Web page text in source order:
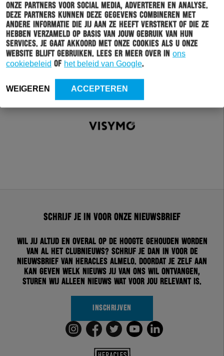
onze partners voor social media, adverteren en analyse.
Deze partners kunnen deze gegevens combineren met
andere informatie die jij aan ze heeft verstrekt of die ze
hebben verzameld op basis van jouw gebruik van hun
services. Je gaat akkoord met onze cookies als u onze
website blijft gebruiken. Lees er meer over in ons
cookiebeleid of het beleid van Google.
WEIGEREN ACCEPTEREN
Schrijf je in voor onze nieuwsbrief
Wil jij altijd en overal op de hoogte gehouden worden
van al het clubnieuws? Schrijf je dan in voor de
nieuwsbrief van Heracles Almelo. Doordat je zelf aan
kan geven welk nieuws jij van ons wil ontvangen,
sturen wij alleen nieuws wat voor jou relevant is.
INSCHRIJVEN